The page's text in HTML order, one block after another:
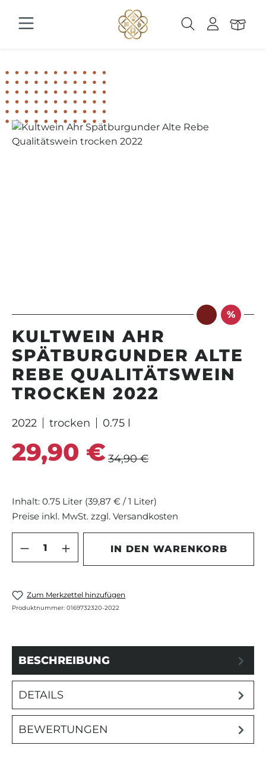
Zum Hauptinhalt springen
Bildergalerie überspringen
%
KULTWEIN AHR
SPÄTBURGUNDER ALTE
REBE QUALITÄTSWEIN
TROCKEN 2022
2022 trocken 0.75 l
Verkaufspreis:
29,90 € Regulärer Preis:
34,90 €
Inhalt: 0.75 Liter (39,87 € / 1 Liter)
Preise inkl. MwSt. zzgl. Versandkosten
Produkt Anzahl: Gib den
IN DEN WARENKORB
Zum Merkzettel hinzufügen
Produktnummer: 0169732320-2022
BESCHREIBUNG
DETAILS
BEWERTUNGEN